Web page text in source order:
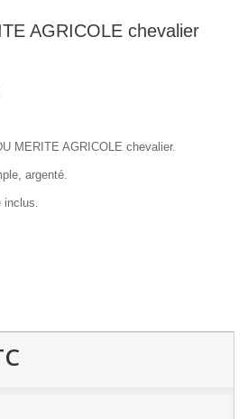
AGRICOLE chevalier
MERITE AGRICOLE chevalier.
argenté.
inclus.